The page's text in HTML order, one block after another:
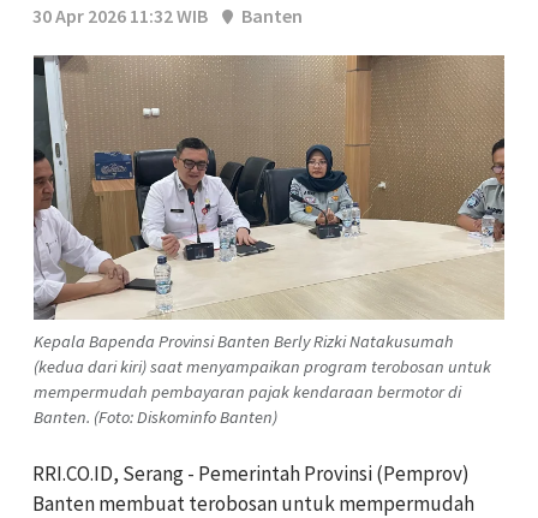
30 Apr 2026 11:32 WIB
Banten
Kepala Bapenda Provinsi Banten Berly Rizki Natakusumah
(kedua dari kiri) saat menyampaikan program terobosan untuk
mempermudah pembayaran pajak kendaraan bermotor di
Banten. (Foto: Diskominfo Banten)
RRI.CO.ID, Serang - Pemerintah Provinsi (Pemprov)
Banten membuat terobosan untuk mempermudah